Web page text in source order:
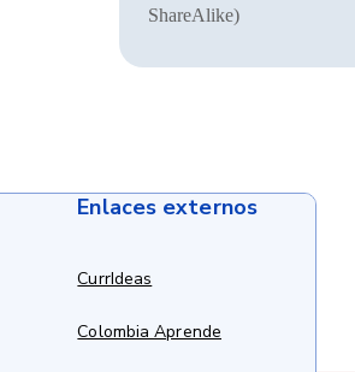
ShareAlike)
Enlaces externos
CurrIdeas
Colombia Aprende